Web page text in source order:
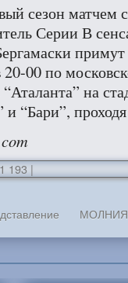
сезон матчем
Серии В
20-00 по
на
и “Бари”,
193 |
МОЛНИЯ!